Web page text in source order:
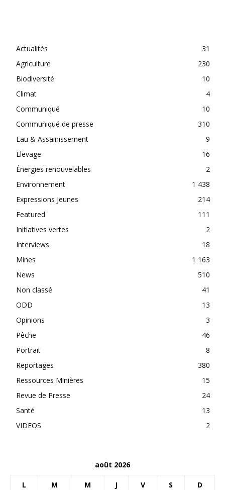
Actualités
31
Agriculture
230
Biodiversité
10
Climat
4
Communiqué
10
Communiqué de presse
310
Eau & Assainissement
9
Elevage
16
Énergies renouvelables
2
Environnement
1 438
Expressions Jeunes
214
Featured
111
Initiatives vertes
2
Interviews
18
Mines
1 163
News
510
Non classé
41
ODD
13
Opinions
3
Pêche
46
Portrait
8
Reportages
380
Ressources Minières
15
Revue de Presse
24
Santé
13
VIDEOS
2
août 2026
L M M J V S D